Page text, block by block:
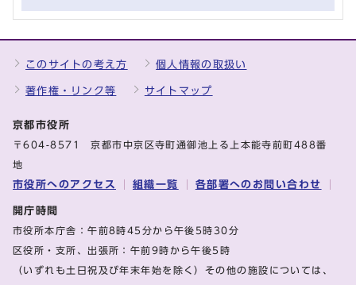
このサイトの考え方 個人情報の取扱い
著作権・リンク等 サイトマップ
京都市役所
〒604-8571 京都市中京区寺町通御池上る上本能寺前町488番
地
市役所へのアクセス 組織一覧 各部署へのお問い合わせ
開庁時間
市役所本庁舎：午前8時45分から午後5時30分
区役所・支所、出張所：午前9時から午後5時
（いずれも土日祝及び年末年始を除く）その他の施設については、